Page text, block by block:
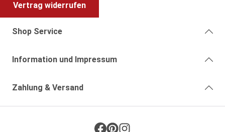
Vertrag widerrufen
Shop Service
Information und Impressum
Zahlung & Versand